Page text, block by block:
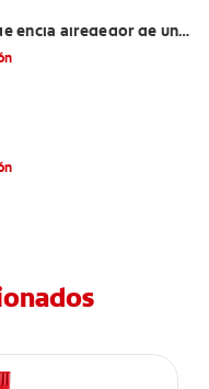
encía alrededor de un